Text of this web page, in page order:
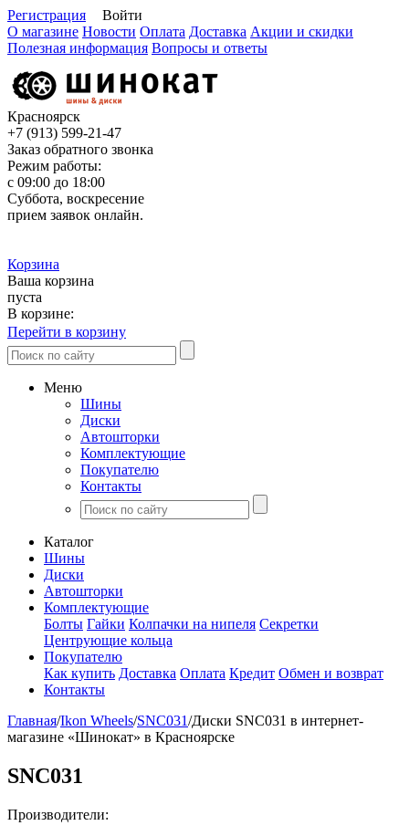
Регистрация
Войти
О магазине Новости Оплата Доставка Акции и скидки
Полезная информация Вопросы и ответы
Красноярск
+7 (913) 599-21-47
Заказ обратного звонка
Режим работы:
с 09:00 до 18:00
Суббота, воскресение
прием заявок онлайн.
Корзина
Ваша корзина
пуста
В корзине:
Перейти в корзину
Меню
Шины
Диски
Автошторки
Комплектующие
Покупателю
Контакты
Каталог
Шины
Диски
Автошторки
Комплектующие
Болты Гайки Колпачки на нипеля Секретки
Центрующие кольца
Покупателю
Как купить Доставка Оплата Кредит Обмен и возврат
Контакты
Главная/Ikon Wheels/SNC031/Диски SNC031 в интернет-
магазине «Шинокат» в Красноярске
SNC031
Производители: